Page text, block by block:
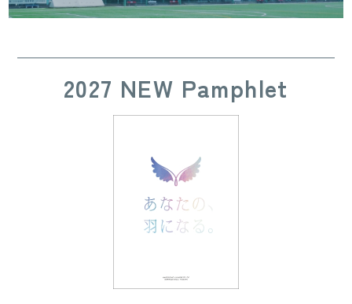
2027 NEW Pamphlet